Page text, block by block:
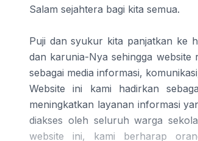
Salam sejahtera bagi kita semua.
Puji dan syukur kita panjatkan ke
dan karunia-Nya sehingga website
sebagai media informasi,
Website ini kami hadirkan
meningkatkan layanan informasi
diakses oleh seluruh warga
website ini, kami berharap